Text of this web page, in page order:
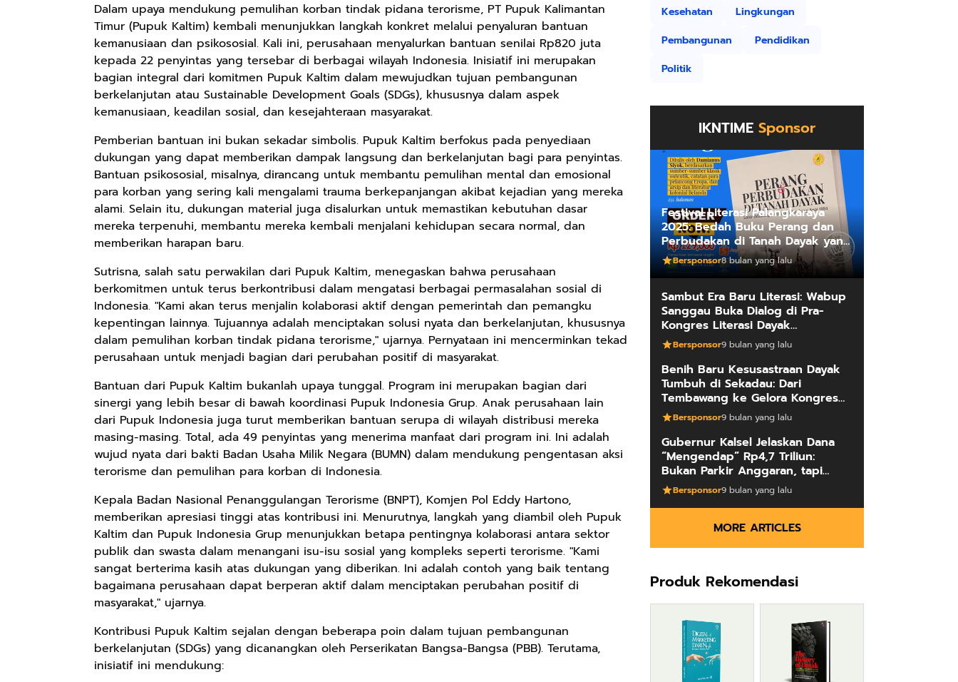
Dalam upaya mendukung pemulihan korban tindak pidana terorisme, PT Pupuk Kalimantan
Timur (Pupuk Kaltim) kembali menunjukkan langkah konkret melalui penyaluran bantuan
kemanusiaan dan psikososial. Kali ini, perusahaan menyalurkan bantuan senilai Rp820 juta
kepada 22 penyintas yang tersebar di berbagai wilayah Indonesia. Inisiatif ini merupakan
bagian integral dari komitmen Pupuk Kaltim dalam mewujudkan tujuan pembangunan
berkelanjutan atau Sustainable Development Goals (SDGs), khususnya dalam aspek
kemanusiaan, keadilan sosial, dan kesejahteraan masyarakat.
Pemberian bantuan ini bukan sekadar simbolis. Pupuk Kaltim berfokus pada penyediaan
dukungan yang dapat memberikan dampak langsung dan berkelanjutan bagi para penyintas.
Bantuan psikososial, misalnya, dirancang untuk membantu pemulihan mental dan emosional
para korban yang sering kali mengalami trauma berkepanjangan akibat kejadian yang mereka
alami. Selain itu, dukungan material juga disalurkan untuk memastikan kebutuhan dasar
mereka terpenuhi, membantu mereka kembali menjalani kehidupan secara normal, dan
memberikan harapan baru.
Sutrisna, salah satu perwakilan dari Pupuk Kaltim, menegaskan bahwa perusahaan
berkomitmen untuk terus berkontribusi dalam mengatasi berbagai permasalahan sosial di
Indonesia. "Kami akan terus menjalin kolaborasi aktif dengan pemerintah dan pemangku
kepentingan lainnya. Tujuannya adalah menciptakan solusi nyata dan berkelanjutan, khususnya
dalam pemulihan korban tindak pidana terorisme," ujarnya. Pernyataan ini mencerminkan tekad
perusahaan untuk menjadi bagian dari perubahan positif di masyarakat.
Bantuan dari Pupuk Kaltim bukanlah upaya tunggal. Program ini merupakan bagian dari
sinergi yang lebih besar di bawah koordinasi Pupuk Indonesia Grup. Anak perusahaan lain
dari Pupuk Indonesia juga turut memberikan bantuan serupa di wilayah distribusi mereka
masing-masing. Total, ada 49 penyintas yang menerima manfaat dari program ini. Ini adalah
wujud nyata dari bakti Badan Usaha Milik Negara (BUMN) dalam mendukung pengentasan aksi
terorisme dan pemulihan para korban di Indonesia.
Kepala Badan Nasional Penanggulangan Terorisme (BNPT), Komjen Pol Eddy Hartono,
memberikan apresiasi tinggi atas kontribusi ini. Menurutnya, langkah yang diambil oleh Pupuk
Kaltim dan Pupuk Indonesia Grup menunjukkan betapa pentingnya kolaborasi antara sektor
publik dan swasta dalam menangani isu-isu sosial yang kompleks seperti terorisme. "Kami
sangat berterima kasih atas dukungan yang diberikan. Ini adalah contoh yang baik tentang
bagaimana perusahaan dapat berperan aktif dalam menciptakan perubahan positif di
masyarakat," ujarnya.
Kontribusi Pupuk Kaltim sejalan dengan beberapa poin dalam tujuan pembangunan
berkelanjutan (SDGs) yang dicanangkan oleh Perserikatan Bangsa-Bangsa (PBB). Terutama,
inisiatif ini mendukung:
Kesehatan
Lingkungan
Pembangunan
Pendidikan
Politik
IKNTIME Sponsor
Festival Literasi Palangkaraya
2025: Bedah Buku Perang dan
Perbudakan di Tanah Dayak yang
Mengungkap Kebenaran Fakta
Sejarah
Bersponsor8 bulan yang lalu
Sambut Era Baru Literasi: Wabup
Sanggau Buka Dialog di Pra-
Kongres Literasi Dayak
Internasional
Bersponsor9 bulan yang lalu
Benih Baru Kesusastraan Dayak
Tumbuh di Sekadau: Dari
Tembawang ke Gelora Kongres
Penulis
Bersponsor9 bulan yang lalu
Gubernur Kalsel Jelaskan Dana
“Mengendap” Rp4,7 Triliun:
Bukan Parkir Anggaran, tapi
Manajemen Kas Daerah
Bersponsor9 bulan yang lalu
MORE ARTICLES
Produk Rekomendasi